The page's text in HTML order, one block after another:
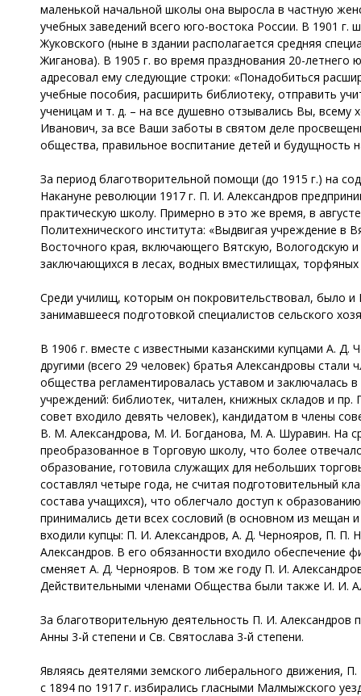
маленькой начальной школы она выросла в частную
учебных заведений всего юго-востока России. В 1901
Жуковского (ныне в здании располагается средняя
Жиганова). В 1905 г. во время празднования 20-летнего
адресовал ему следующие строки: «Понадобиться
учебные пособия, расширить библиотеку, отправить
ученицам и т. д. – на все душевно отзывались Вы,
Иванович, за все Ваши заботы в святом деле
общества, правильное воспитание детей и будущность
За период благотворительной помощи (до 1915 г.) на
Накануне революции 1917 г. П. И. Александров
практическую школу. Примерно в это же время, в
Политехнического института: «Выдвигая учреждение в
Восточного края, включающего Вятскую, Вологодскую и
заключающихся в лесах, водных вместилищах,
Среди училищ, которым он покровительствовал, было и
занимавшееся подготовкой специалистов сельского
В 1906 г. вместе с известными казанскими купцами
другими (всего 29 человек) братья Александровы стали
общества регламентировалась уставом и заключалась
учреждений: библиотек, читален, книжных складов и
совет входило девять человек), кандидатом в члены
В. М. Александрова, М. И. Богданова, М. А. Шуравин. На
преобразованное в Торговую школу, что более
образование, готовила служащих для небольших
составлял четыре года, не считая подготовительный
состава учащихся), что облегчало доступ к
принимались дети всех сословий (в основном из мещан
входили купцы: П. И. Александров, А. Д. Чернояров, П.
Александров. В его обязанности входило обеспечение
сменяет А. Д. Чернояров. В том же году П. И.
Действительными членами Общества были также И. И.
За благотворительную деятельность П. И. Александров
Анны 3-й степени и Св. Святослава 3-й степени.
Являясь деятелями земского либерального движения,
с 1894 по 1917 г. избирались гласными Малмыжского